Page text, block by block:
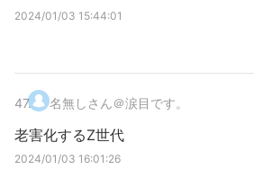
2024/01/03 15:44:01
47. 名無しさん＠涙目です。
老害化するZ世代
2024/01/03 16:01:26